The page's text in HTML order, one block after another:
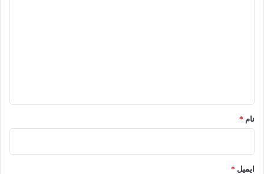
نام *
ایمیل *